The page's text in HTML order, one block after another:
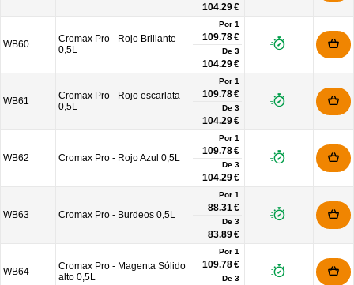
104.29 €
WB60
Cromax Pro - Rojo Brillante
0,5L
Por 1
109.78 €
De 3
104.29 €
WB61
Cromax Pro - Rojo escarlata
0,5L
Por 1
109.78 €
De 3
104.29 €
WB62 Cromax Pro - Rojo Azul 0,5L
Por 1
109.78 €
De 3
104.29 €
WB63 Cromax Pro - Burdeos 0,5L
Por 1
88.31 €
De 3
83.89 €
WB64
Cromax Pro - Magenta Sólido
alto 0,5L
Por 1
109.78 €
De 3